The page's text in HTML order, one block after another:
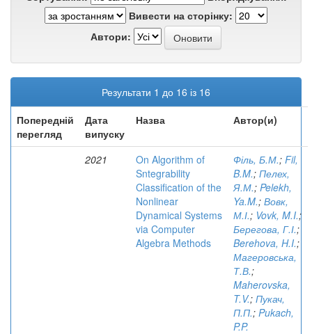
Вивести на сторінку:
Автори:
Результати 1 до 16 із 16
Попередній
перегляд
Дата
випуску
Назва Автор(и)
2021
On Algorithm of
Sntegrability
Classification of the
Nonlinear
Dynamical Systems
via Computer
Algebra Methods
Філь, Б.М.; Fil,
B.M.; Пелех,
Я.М.; Pelekh,
Ya.M.; Вовк,
М.І.; Vovk, M.I.;
Берегова, Г.І.;
Berehova, H.I.;
Магеровська,
Т.В.;
Maherovska,
T.V.; Пукач,
П.П.; Pukach,
P.P.